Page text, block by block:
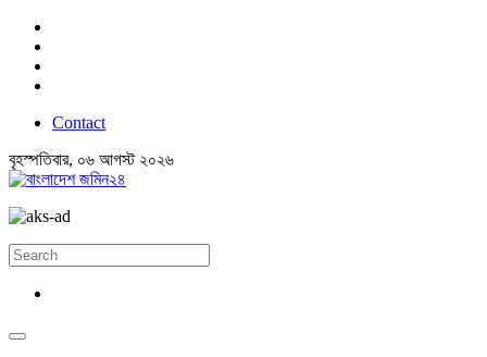
Contact
বৃহস্পতিবার, ০৬ আগস্ট ২০২৬